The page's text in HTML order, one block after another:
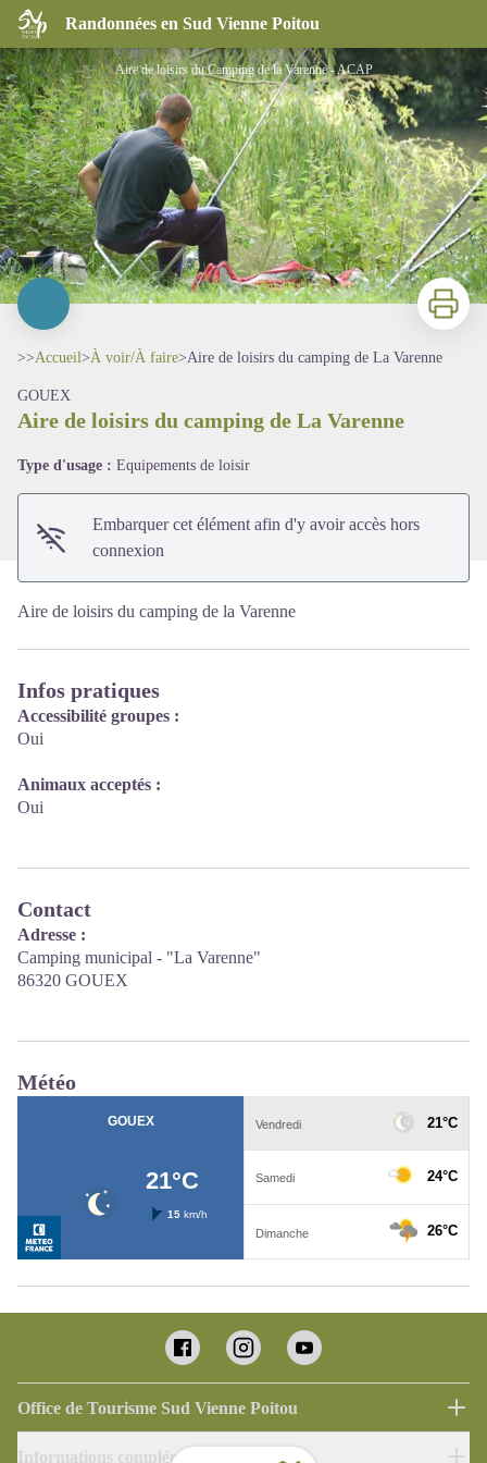
Randonnées en Sud Vienne Poitou
Aire de loisirs du camping de La Varenne
Aire de loisirs du Camping de la Varenne - ACAP
Imprimer
>>Accueil>À voir/À faire>Aire de loisirs du camping de La Varenne
GOUEX
Aire de loisirs du camping de La Varenne
Type d'usage : Equipements de loisir
Embarquer cet élément afin d'y avoir accès hors
connexion
Aire de loisirs du camping de la Varenne
Infos pratiques
Accessibilité groupes :
Oui
Animaux acceptés :
Oui
Contact
Adresse :
Camping municipal - "La Varenne"
86320 GOUEX
Météo
Office de Tourisme Sud Vienne Poitou
Informations complémentaires